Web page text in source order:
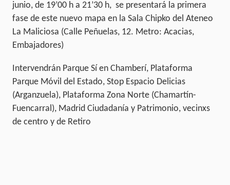
junio, de 19’00 h a 21’30 h, se presentará la primera
fase de este nuevo mapa en la Sala Chipko del Ateneo
La Maliciosa (Calle Peñuelas, 12. Metro: Acacias,
Embajadores)
Intervendrán Parque Sí en Chamberí, Plataforma
Parque Móvil del Estado, Stop Espacio Delicias
(Arganzuela), Plataforma Zona Norte (Chamartín-
Fuencarral), Madrid Ciudadanía y Patrimonio, vecinxs
de centro y de Retiro